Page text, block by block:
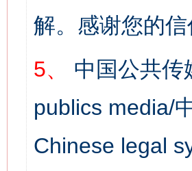
解。感谢您的信
5、
中国公共传
publics media/
Chinese legal